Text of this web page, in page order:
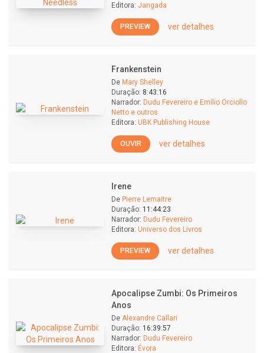
Editora: Jangada
PREVIEW ver detalhes
Frankenstein
De Mary Shelley
Duração: 8:43:16
Narrador: Dudu Fevereiro e Emílio Orciollo
Netto e outros
Editora: UBK Publishing House
OUVIR ver detalhes
Irene
De Pierre Lemaitre
Duração: 11:44:23
Narrador: Dudu Fevereiro
Editora: Universo dos Livros
PREVIEW ver detalhes
Apocalipse Zumbi: Os Primeiros
Anos
De Alexandre Callari
Duração: 16:39:57
Narrador: Dudu Fevereiro
Editora: Évora